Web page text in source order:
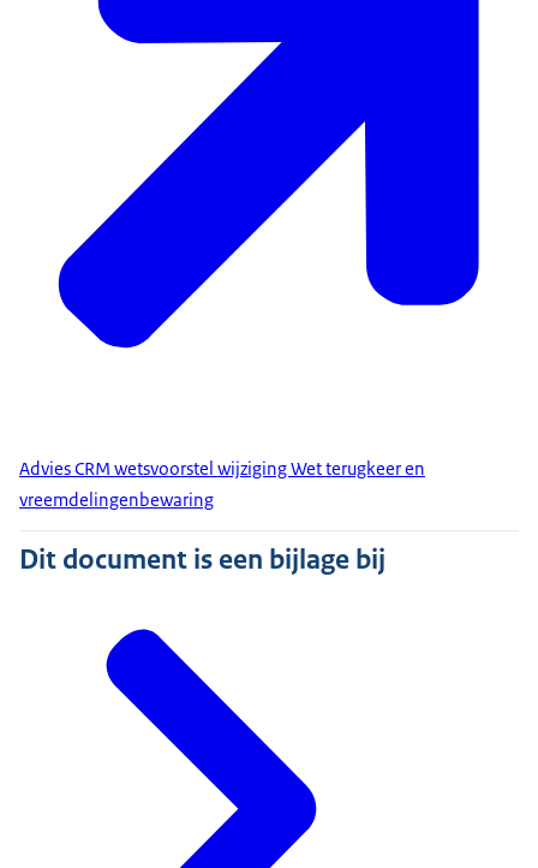
Advies CRM wetsvoorstel wijziging Wet terugkeer en
vreemdelingenbewaring
Dit document is een bijlage bij